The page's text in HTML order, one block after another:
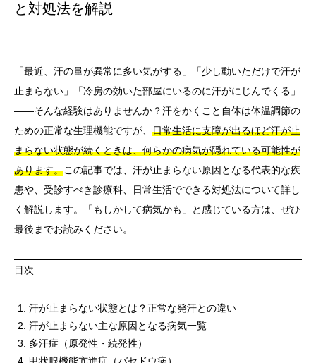
と対処法を解説
「最近、汗の量が異常に多い気がする」「少し動いただけで汗が
止まらない」「冷房の効いた部屋にいるのに汗がにじんでくる」
——そんな経験はありませんか？汗をかくこと自体は体温調節の
ための正常な生理機能ですが、 日常生活に支障が出るほど汗が止
まらない状態が続くときは、何らかの病気が隠れている可能性が
あります。この記事では、汗が止まらない原因となる代表的な疾
患や、受診すべき診療科、日常生活でできる対処法について詳し
く解説します。「もしかして病気かも」と感じている方は、ぜひ
最後までお読みください。
目次
汗が止まらない状態とは？正常な発汗との違い
汗が止まらない主な原因となる病気一覧
多汗症（原発性・続発性）